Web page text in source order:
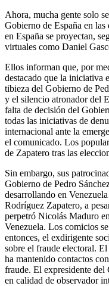
Ahora, mucha gente solo
Gobierno de España en las
en España se proyectan,
virtuales como Daniel
Ellos informan que, por
destacado que la iniciativa
tibieza del Gobierno de
y el silencio atronador del
falta de decisión del
todas las iniciativas de
internacional ante la
el comunicado. Los
de Zapatero tras las
Sin embargo, sus
Gobierno de Pedro
desarrollando en
Rodríguez Zapatero, a
perpetró Nicolás Maduro
Venezuela. Los comicios
entonces, el exdirigente
sobre el fraude electoral.
ha mantenido contactos
fraude. El expresidente
en calidad de observador